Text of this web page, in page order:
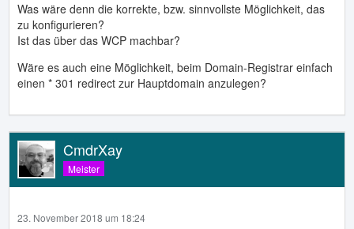
Was wäre denn die korrekte, bzw. sinnvollste Möglichkeit, das
zu konfigurieren?
Ist das über das WCP machbar?
Wäre es auch eine Möglichkeit, beim Domain-Registrar einfach
einen * 301 redirect zur Hauptdomain anzulegen?
CmdrXay
Meister
23. November 2018 um 18:24